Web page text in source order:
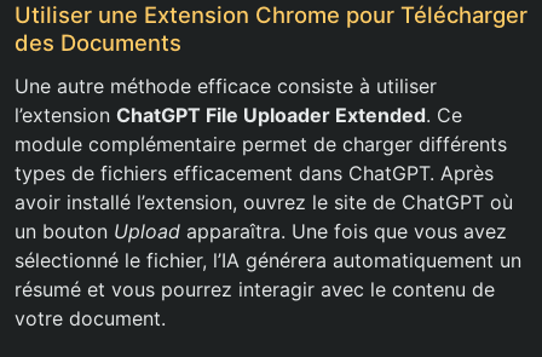
Utiliser une Extension Chrome pour Télécharger
des Documents
Une autre méthode efficace consiste à utiliser
l’extension ChatGPT File Uploader Extended. Ce
module complémentaire permet de charger différents
types de fichiers efficacement dans ChatGPT. Après
avoir installé l’extension, ouvrez le site de ChatGPT où
un bouton Upload apparaîtra. Une fois que vous avez
sélectionné le fichier, l’IA générera automatiquement un
résumé et vous pourrez interagir avec le contenu de
votre document.